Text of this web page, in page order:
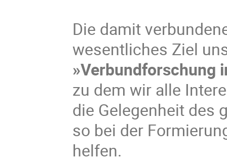
Die damit
wesentliches Ziel
»Verbundforschung
zu dem wir alle
die Gelegenheit des
so bei der
helfen.